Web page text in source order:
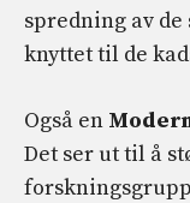
spredning av
knyttet til de
Også en
Det ser ut til å